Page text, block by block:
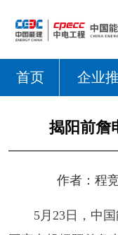
首页 企业
揭阳前詹
作者： 程
5月23日，中